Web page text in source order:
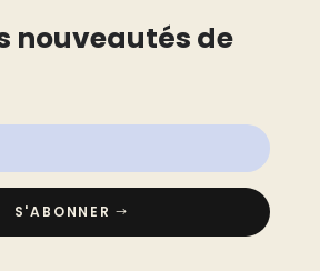
nouveautés de
S'ABONNER